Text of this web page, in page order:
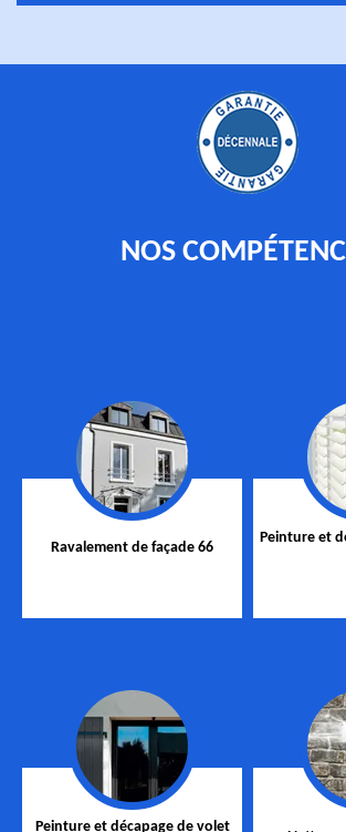
NOS
Ravalement de façade 66
Peinture et
Peinture et décapage de volet